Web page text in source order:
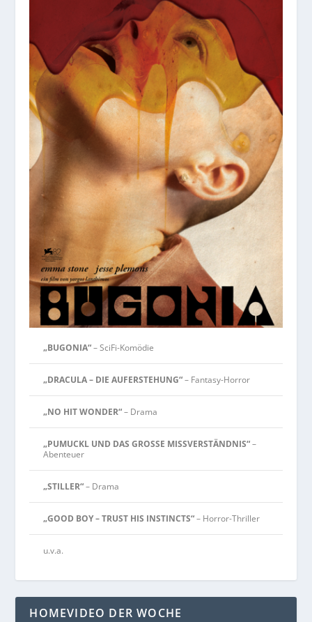
„BUGONIA“– SciFi-Komödie
„DRACULA – DIE AUFERSTEHUNG“– Fantasy-Horror
„NO HIT WONDER“– Drama
„PUMUCKL UND DAS GROSSE MISSVERSTÄNDNIS“–
Abenteuer
„STILLER“– Drama
„GOOD BOY – TRUST HIS INSTINCTS“– Horror-Thriller
u.v.a.
HOMEVIDEO DER WOCHE